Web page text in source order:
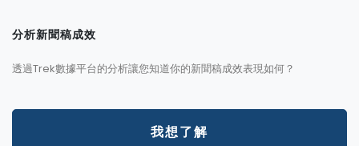
分析新聞稿成效
透過Trek數據平台的分析讓您知道你的新聞稿成效表現如何？
我想了解